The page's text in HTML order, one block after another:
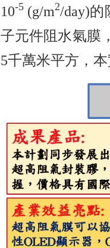
10-5 (g/m2/day)的
子元件阻水氣膜
5千萬米平方，